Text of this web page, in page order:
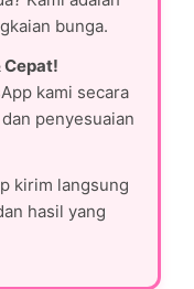
bunga.
Cepat!
kami secara
penyesuaian
kirim langsung
hasil yang